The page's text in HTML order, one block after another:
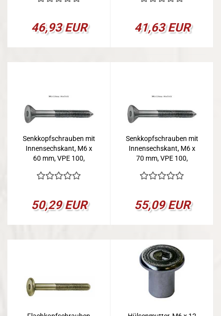
46,93 EUR 41,63 EUR
Senkkopfschrauben mit
Innensechskant, M6 x
60 mm, VPE 100,
50,29 EUR
Senkkopfschrauben mit
Innensechskant, M6 x
70 mm, VPE 100,
55,09 EUR